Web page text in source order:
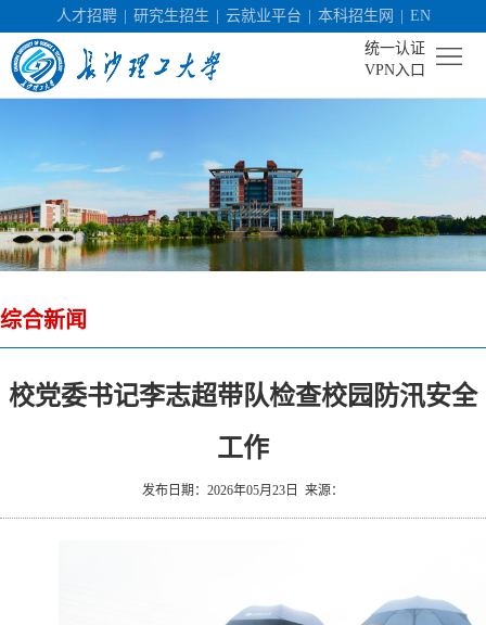
人才招聘 研究生招生 云就业平台 本科招生网
EN
统一认证
VPN入口
校
概
况
机
构
设
人
才
社
究
文
生
长
综合新闻
校党委书记李志超带队检查校园防汛安全
工作
发布日期：2026年05月23日 来源：